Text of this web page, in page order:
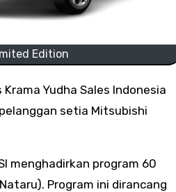
Edition
setia Mitsubishi
menghadirkan program 60
Program ini dirancang